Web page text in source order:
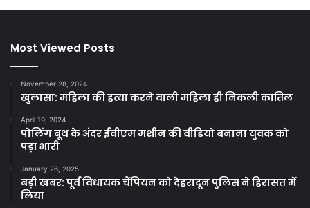
Most Viewed Posts
November 28, 2024
खुलासा: महिला की हत्या करने वाली महिला ही निकली कातिल
April 19, 2024
पोलिंग बूथ के अंदर ईवीएम मशीन की वीडियो बनाना युवक को
पड़ा भारी
January 26, 2025
बड़ी खबर: पूर्व विधायक चैंपियन को देहरादून पुलिस ने हिरासत में
लिया